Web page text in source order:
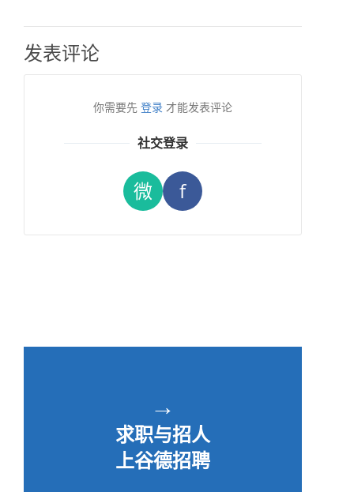
发表评论
你需要先 登录 才能发表评论
社交登录
微 f
→
求职与招人
上谷德招聘